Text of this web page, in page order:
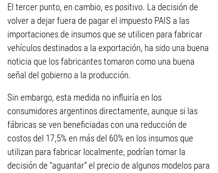
El tercer punto, en cambio, es positivo. La decisión de
volver a dejar fuera de pagar el impuesto PAIS a las
importaciones de insumos que se utilicen para fabricar
vehículos destinados a la exportación, ha sido una buena
noticia que los fabricantes tomaron como una buena
señal del gobierno a la producción.
Sin embargo, esta medida no influiría en los
consumidores argentinos directamente, aunque si las
fábricas se ven beneficiadas con una reducción de
costos del 17,5% en más del 60% en los insumos que
utilizan para fabricar localmente, podrían tomar la
decisión de “aguantar” el precio de algunos modelos para